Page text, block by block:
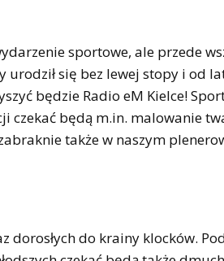
sportowe, ale przede
się bez lewej stopy i od
będzie Radio eM Kielce!
czekać będą m.in. malowanie
także w naszym
do krainy klocków.